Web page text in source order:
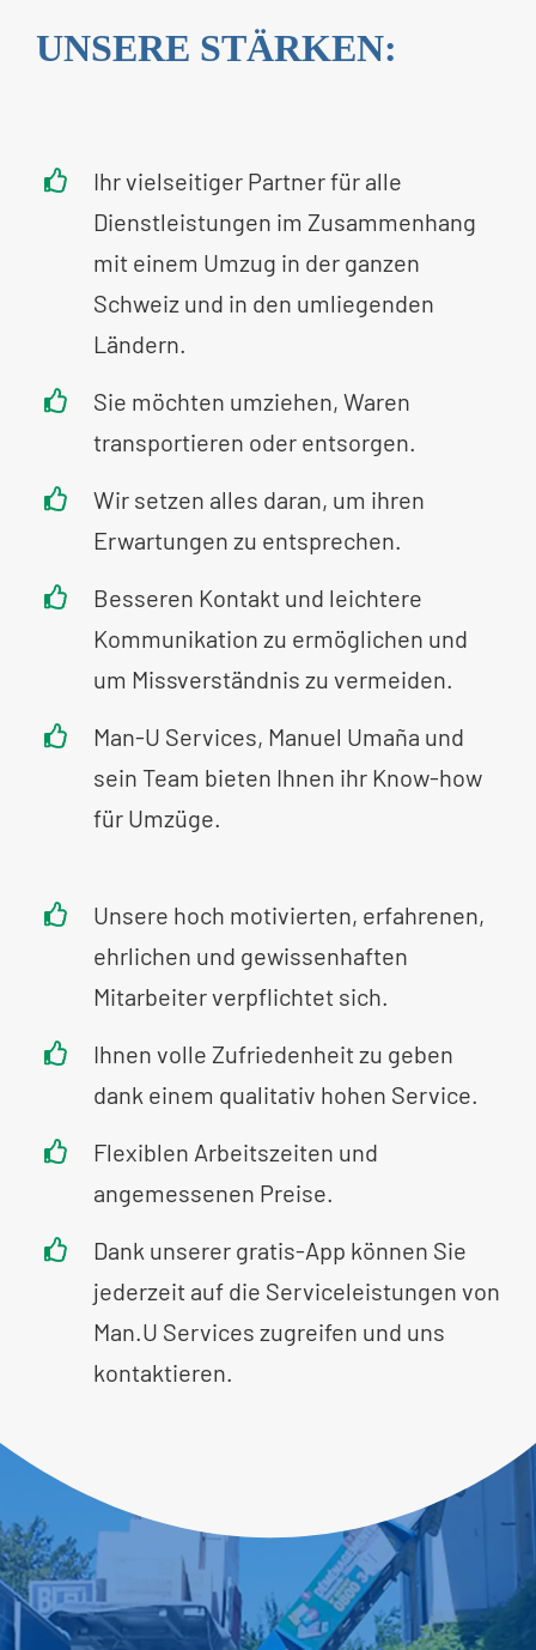
UNSERE STÄRKEN:
Ihr vielseitiger Partner für alle
Dienstleistungen im Zusammenhang
mit einem Umzug in der ganzen
Schweiz und in den umliegenden
Ländern.
Sie möchten umziehen, Waren
transportieren oder entsorgen.
Wir setzen alles daran, um ihren
Erwartungen zu entsprechen.
Besseren Kontakt und leichtere
Kommunikation zu ermöglichen und
um Missverständnis zu vermeiden.
Man-U Services, Manuel Umaña und
sein Team bieten Ihnen ihr Know-how
für Umzüge.
Unsere hoch motivierten, erfahrenen,
ehrlichen und gewissenhaften
Mitarbeiter verpflichtet sich.
Ihnen volle Zufriedenheit zu geben
dank einem qualitativ hohen Service.
Flexiblen Arbeitszeiten und
angemessenen Preise.
Dank unserer gratis-App können Sie
jederzeit auf die Serviceleistungen von
Man.U Services zugreifen und uns
kontaktieren.